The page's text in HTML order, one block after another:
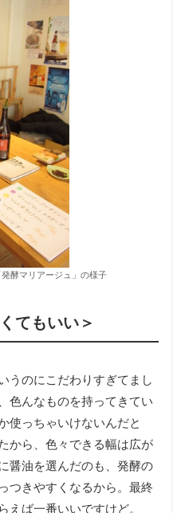
酵マリアージュ」の様子
てもいい＞
うのにこだわりすぎてまし
色んなものを持ってきてい
使っちゃいけないんだと
から、色々できる幅は広が
醤油を選んだのも、発酵の
つきやすくなるから。最終
えば一番いいですけど。